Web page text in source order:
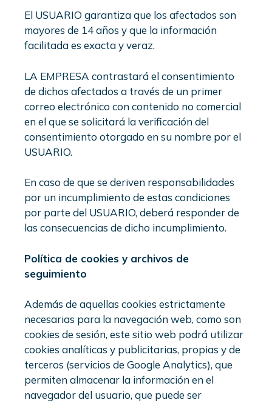
El USUARIO garantiza que los afectados son
mayores de 14 años y que la información
facilitada es exacta y veraz.
LA EMPRESA contrastará el consentimiento
de dichos afectados a través de un primer
correo electrónico con contenido no comercial
en el que se solicitará la verificación del
consentimiento otorgado en su nombre por el
USUARIO.
En caso de que se deriven responsabilidades
por un incumplimiento de estas condiciones
por parte del USUARIO, deberá responder de
las consecuencias de dicho incumplimiento.
Política de cookies y archivos de
seguimiento
Además de aquellas cookies estrictamente
necesarias para la navegación web, como son
cookies de sesión, este sitio web podrá utilizar
cookies analíticas y publicitarias, propias y de
terceros (servicios de Google Analytics), que
permiten almacenar la información en el
navegador del usuario, que puede ser